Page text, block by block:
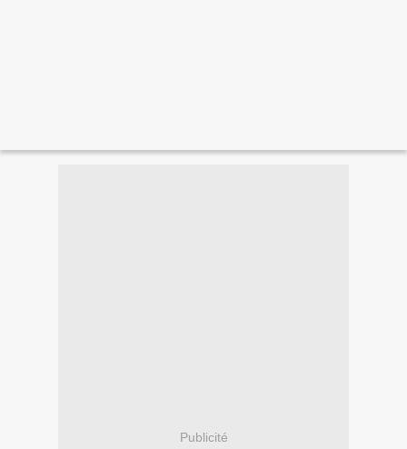
Publicité